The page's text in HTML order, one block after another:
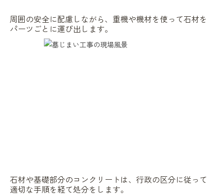
周囲の安全に配慮しながら、重機や機材を使って石材を
パーツごとに運び出します。
石材や基礎部分のコンクリートは、行政の区分に従って
適切な手順を経て処分をします。